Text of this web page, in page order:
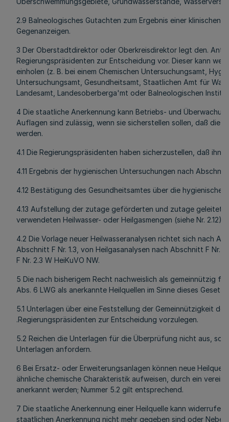
2.9 Balneologisches Gutachten zum Ergebnis einer klinischen
Gegenanzeigen.
3 Der Oberstadtdirektor oder Oberkreisdirektor legt den.
Regierungspräsidenten zur Entscheidung vor. Dieser kann
einholen (z. B. bei einem Chemischen Untersuchungsamt,
Untersuchungsamt, Gesundheitsamt, Staatlichen Amt für
Landesamt, Landesoberberga'mt oder Balneologischen
4 Die staatliche Anerkennung kann Betriebs- und
Auflagen sind zulässig, wenn sie sicherstellen sollen, daß die
werden.
4.1 Die Regierungspräsidenten haben sicherzustellen, daß
4.11 Ergebnis der hygienischen Untersuchungen nach Abschnitt
4.12 Bestätigung des Gesundheitsamtes über die hygienischen
4.13 Aufstellung der zutage geförderten und zutage
verwendeten Heilwasser- oder Heilgasmengen (siehe Nr. 2.12).
4.2 Die Vorlage neuer Heilwasseranalysen richtet sich nach
Abschnitt F Nr. 1.3, von Heilgasanalysen nach Abschnitt F Nr.
F Nr. 2.3 W HeiKuVO NW.
5 Die nach bisherigem Recht nachweislich als gemeinnützig
Abs. 6 LWG als anerkannte Heilquellen im Sinne dieses
5.1 Unterlagen über eine Feststellung der Gemeinnützigkeit
.Regierungspräsidenten zur Entscheidung vorzulegen.
5.2 Reichen die Unterlagen für die Überprüfung nicht aus, so
Unterlagen anfordern.
6 Bei Ersatz- oder Erweiterungsanlagen können neue
ähnliche chemische Charakteristik aufweisen, durch ein
anerkannt werden; Nummer 5.2 gilt entsprechend.
7 Die staatliche Anerkennung einer Heilquelle kann
staatlichen Anerkennung nicht mehr gegeben sind oder